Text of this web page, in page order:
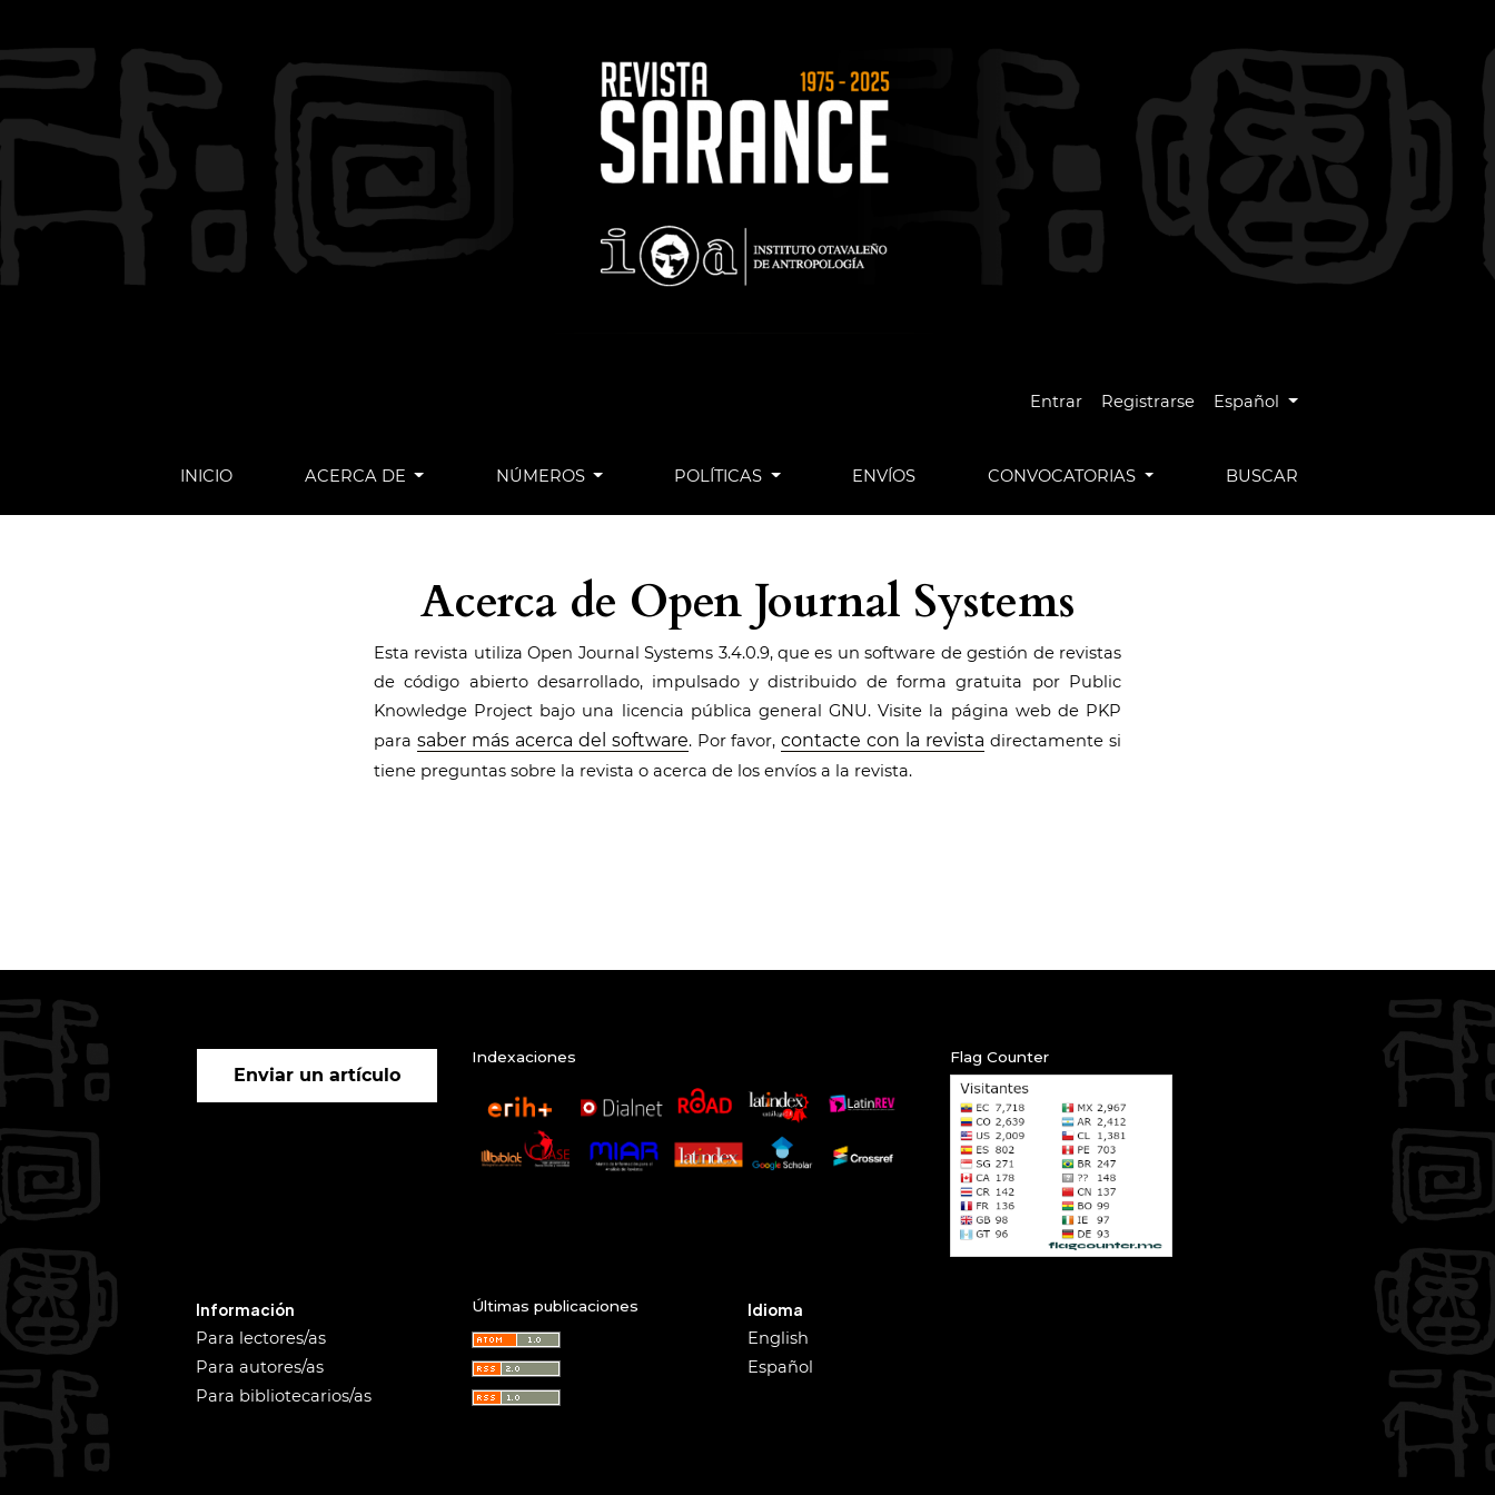
Entrar Registrarse Cambiar el idioma. El idioma actual
Español
INICIO ACERCA DE NÚMEROS POLÍTICAS ENVÍOS CONVOCATORIAS BUSCAR
Acerca de Open Journal Systems
Esta revista utiliza Open Journal Systems 3.4.0.9, que es un software de gestión de revistas
de código abierto desarrollado, impulsado y distribuido de forma gratuita por Public
Knowledge Project bajo una licencia pública general GNU. Visite la página web de PKP
para saber más acerca del software. Por favor,contacte con la revista directamente si
tiene preguntas sobre la revista o acerca de los envíos a la revista.
Enviar un artículo
Indexaciones Flag Counter
Información
Para lectores/as
Para autores/as
Para bibliotecarios/as
Últimas publicaciones Idioma
English
Español